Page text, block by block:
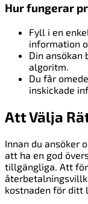
Hur fungerar
Fyll i en
information
Din ansökan
algoritm.
Du får
inskickade
Att Välja
Innan du ansöker
att ha en god
tillgängliga. Att
kostnaden för ditt